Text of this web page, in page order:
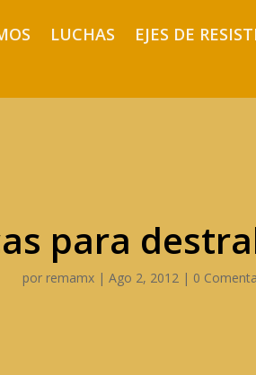
LUCHAS EJES DE
para
por remamx | Ago 2, 2012 | 0